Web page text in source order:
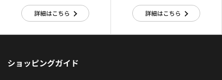
詳細はこちら 詳細はこちら
ショッピングガイド